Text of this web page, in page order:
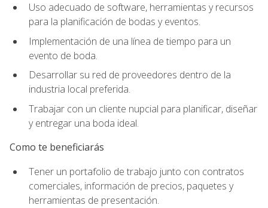
Uso adecuado de software, herramientas y recursos
para la planificación de bodas y eventos.
Implementación de una línea de tiempo para un
evento de boda.
Desarrollar su red de proveedores dentro de la
industria local preferida.
Trabajar con un cliente nupcial para planificar, diseñar
y entregar una boda ideal.
Como te beneficiarás
Tener un portafolio de trabajo junto con contratos
comerciales, información de precios, paquetes y
herramientas de presentación.